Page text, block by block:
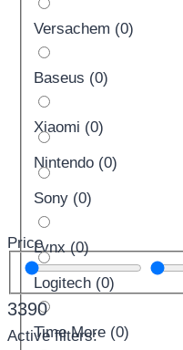
Versachem (0)
Baseus (0)
Xiaomi (0)
Nintendo (0)
Sony (0)
Lynx (0)
Logitech (0)
Time More (0)
Price
3390
Active filters: